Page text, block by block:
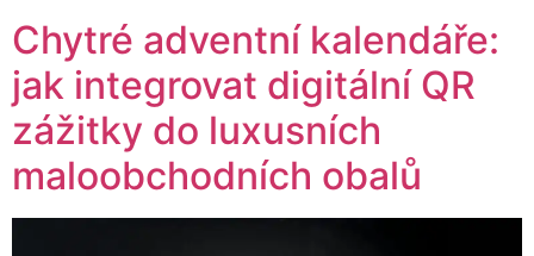
Chytré adventní kalendáře:
jak integrovat digitální QR
zážitky do luxusních
maloobchodních obalů